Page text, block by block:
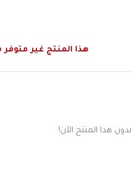
هذا المنتج غير متوفر
هذا المنتج الآن!